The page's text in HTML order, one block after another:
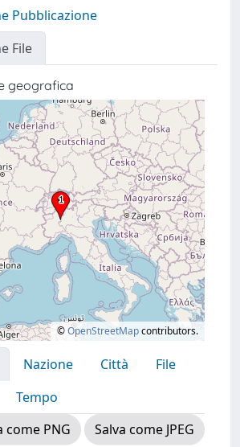
Pubblicazione
File
geografica
©OpenStreetMapcontributors.
Nazione Città
File
Tempo
come PNG
Salva come JPEG